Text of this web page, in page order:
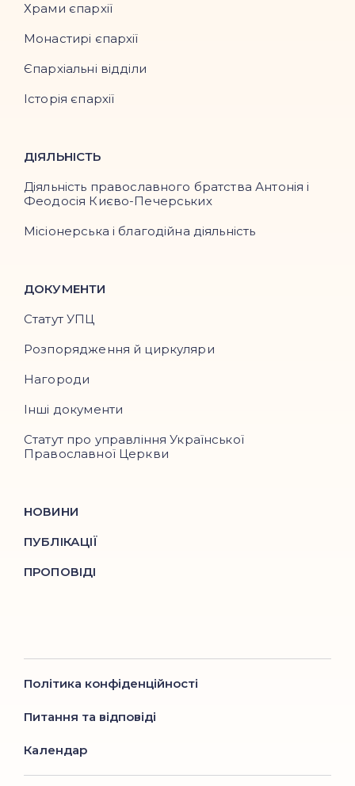
Храми єпархії
Монастирі єпархії
Єпархіальні відділи
Історія єпархії
ДІЯЛЬНІСТЬ
Діяльність православного братства Антонія і
Феодосія Києво-Печерських
Місіонерська і благодійна діяльність
ДОКУМЕНТИ
Статут УПЦ
Розпорядження й циркуляри
Нагороди
Інші документи
Статут про управління Української
Православної Церкви
НОВИНИ
ПУБЛІКАЦІЇ
ПРОПОВІДІ
Політика конфіденційності
Питання та відповіді
Календар